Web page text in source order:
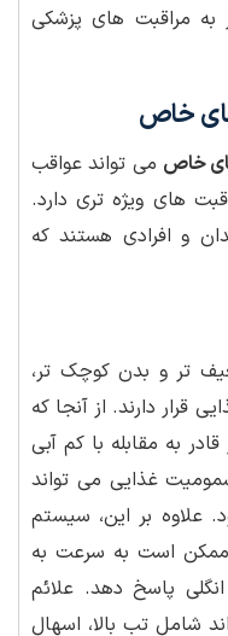
به مراقبت های پزشکی
خاص
خاص می تواند عواقب
های ویژه تری دارد.
و افرادی هستند که
تر و بدن کوچک تر،
دارند. از آنجا که
به مقابله با کم آبی
غذایی می تواند
علاوه بر این، سیستم
است به سرعت به
پاسخ دهد. علائم
شامل تب بالا، اسهال